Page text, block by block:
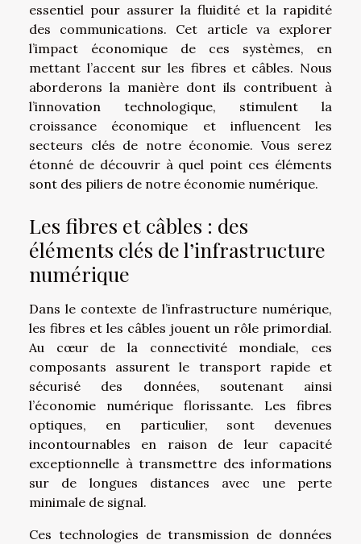
essentiel pour assurer la fluidité et la rapidité
des communications. Cet article va explorer
l’impact économique de ces systèmes, en
mettant l’accent sur les fibres et câbles. Nous
aborderons la manière dont ils contribuent à
l’innovation technologique, stimulent la
croissance économique et influencent les
secteurs clés de notre économie. Vous serez
étonné de découvrir à quel point ces éléments
sont des piliers de notre économie numérique.
Les fibres et câbles : des
éléments clés de l’infrastructure
numérique
Dans le contexte de l’infrastructure numérique,
les fibres et les câbles jouent un rôle primordial.
Au cœur de la connectivité mondiale, ces
composants assurent le transport rapide et
sécurisé des données, soutenant ainsi
l’économie numérique florissante. Les fibres
optiques, en particulier, sont devenues
incontournables en raison de leur capacité
exceptionnelle à transmettre des informations
sur de longues distances avec une perte
minimale de signal.
Ces technologies de transmission de données